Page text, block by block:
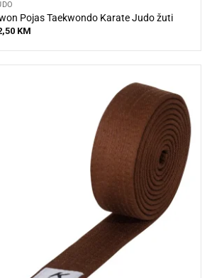
Pojas Taekwondo Karate Judo žuti
KM